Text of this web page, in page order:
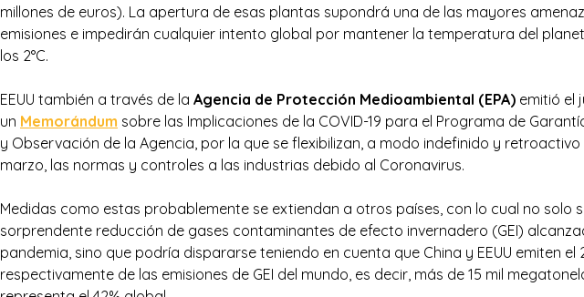
millones de euros). La apertura de esas plantas supondrá una de las mayores
emisiones e impedirán cualquier intento global por mantener la temperatura del
los 2°C.
EEUU también a través de la Agencia de Protección Medioambiental (EPA) emitió el
un Memorándum sobre las Implicaciones de la COVID-19 para el Programa de
y Observación de la Agencia, por la que se flexibilizan, a modo indefinido y retroactivo
marzo, las normas y controles a las industrias debido al Coronavirus.
Medidas como estas probablemente se extiendan a otros países, con lo cual no solo
sorprendente reducción de gases contaminantes de efecto invernadero (GEI)
pandemia, sino que podría dispararse teniendo en cuenta que China y EEUU emiten el
respectivamente de las emisiones de GEI del mundo, es decir, más de 15 mil